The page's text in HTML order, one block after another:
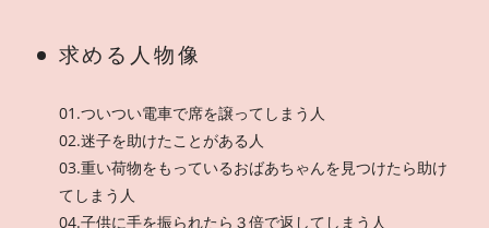
求める人物像
01.ついつい電車で席を譲ってしまう人
02.迷子を助けたことがある人
03.重い荷物をもっているおばあちゃんを見つけたら助け
てしまう人
04.子供に手を振られたら３倍で返してしまう人